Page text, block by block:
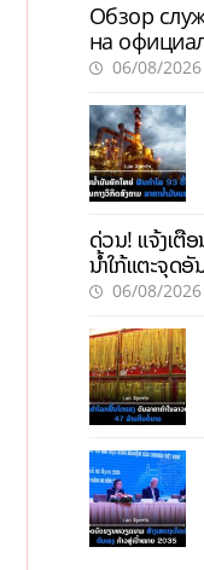
Обзор
на
06/08/2026
ດ່ວນ! ແຈ້ງເຕື
ນໍ້າໃກ້ແຕະຈຸດອັ
06/08/2026